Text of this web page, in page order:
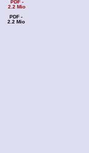
PDF -
2.2 Mio